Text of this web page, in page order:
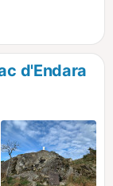
d'Endara